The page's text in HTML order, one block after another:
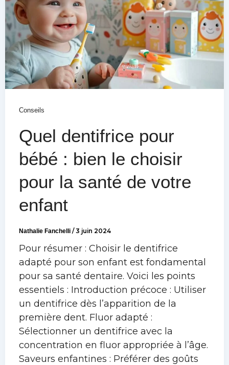
Conseils
Quel dentifrice pour
bébé : bien le choisir
pour la santé de votre
enfant
Nathalie Fanchelli / 3 juin 2024
Pour résumer : Choisir le dentifrice
adapté pour son enfant est fondamental
pour sa santé dentaire. Voici les points
essentiels : Introduction précoce : Utiliser
un dentifrice dès l’apparition de la
première dent. Fluor adapté :
Sélectionner un dentifrice avec la
concentration en fluor appropriée à l’âge.
Saveurs enfantines : Préférer des goûts